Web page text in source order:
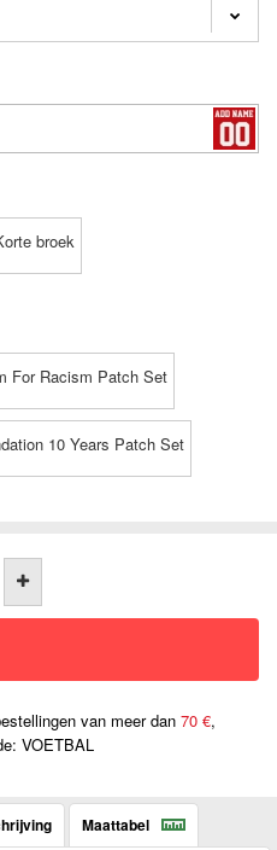
broek
For Racism Patch Set
10 Years Patch Set
van meer dan 70 €,
VOETBAL
Maattabel